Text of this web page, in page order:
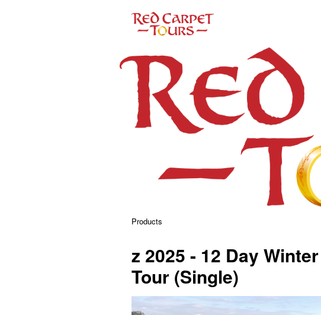
Products
z 2025 - 12 Day
Tour (Single)